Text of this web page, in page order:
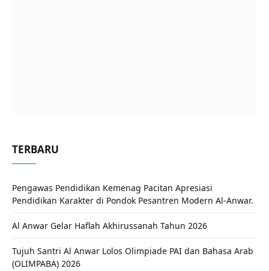
TERBARU
Pengawas Pendidikan Kemenag Pacitan Apresiasi
Pendidikan Karakter di Pondok Pesantren Modern Al-Anwar.
Al Anwar Gelar Haflah Akhirussanah Tahun 2026
Tujuh Santri Al Anwar Lolos Olimpiade PAI dan Bahasa Arab
(OLIMPABA) 2026